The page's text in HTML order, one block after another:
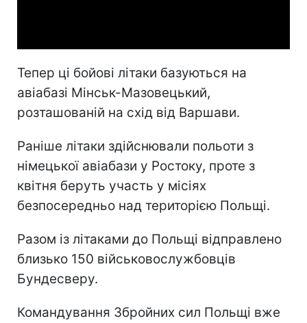
Тепер ці бойові літаки базуються на
авіабазі Мінськ-Мазовецький,
розташованій на схід від Варшави.
Раніше літаки здійснювали польоти з
німецької авіабази у Ростоку, проте з
квітня беруть участь у місіях
безпосередньо над територією Польщі.
Разом із літаками до Польщі відправлено
близько 150 військовослужбовців
Бундесверу.
Командування Збройних сил Польщі вже